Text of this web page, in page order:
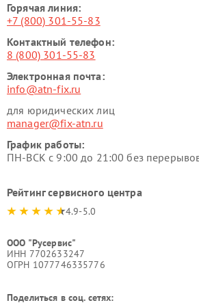
Горячая линия:
+7 (800) 301-55-83
Контактный телефон:
8 (800) 301-55-83
Электронная почта:
info@atn-fix.ru
для юридических лиц
manager@fix-atn.ru
График работы:
ПН-ВСК с 9:00 до 21:00 без
Рейтинг сервисного центра
4.9-5.0
ООО "Русервис"
ИНН 7702633247
ОГРН 1077746335776
Поделиться в соц. сетях: